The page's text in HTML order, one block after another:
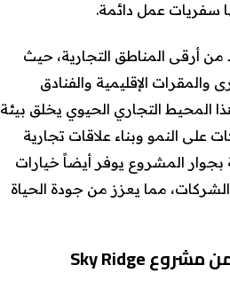
سفريات عمل دائمة.
أرقى المناطق التجارية، حيث
الإقليمية والفنادق
المحيط التجاري الحيوي يخلق بيئة
على النمو وبناء علاقات تجارية
المشروع يوفر أيضاً خيارات
مما يعزز من جودة الحياة
أهم المعالم القريبة من مشروع Sky Ridge